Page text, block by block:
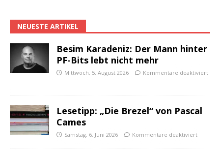
NEUESTE ARTIKEL
Besim Karadeniz: Der Mann hinter
PF-Bits lebt nicht mehr
Mittwoch, 5. August 2026 Kommentare deaktiviert
Lesetipp: „Die Brezel“ von Pascal
Cames
Samstag, 6. Juni 2026 Kommentare deaktiviert